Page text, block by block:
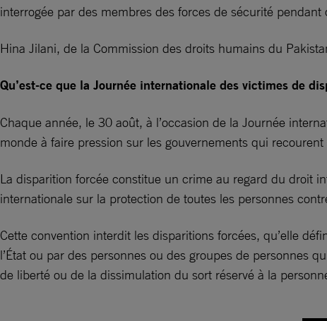
interrogée par des membres des forces de sécurité
Hina Jilani, de la Commission des droits humains du
Qu’est-ce que la Journée internationale des victimes de
Chaque année, le 30 août, à l’occasion de la Journée
monde à faire pression sur les gouvernements qui
La disparition forcée constitue un crime au regard du droit
internationale sur la protection de toutes les personnes
Cette convention interdit les disparitions forcées, qu’elle
l’État ou par des personnes ou des groupes de personnes
de liberté ou de la dissimulation du sort réservé à la